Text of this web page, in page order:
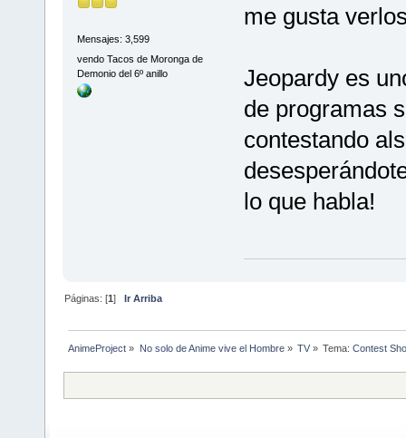
Mensajes: 3,599
vendo Tacos de Moronga de
Demonio del 6º anillo
me gusta
Jeopardy es
de programas
contestando
lo que habla!
Páginas: [1]Ir Arriba
AnimeProject » No solo de Anime vive el Hombre» TV» Tema:Contest